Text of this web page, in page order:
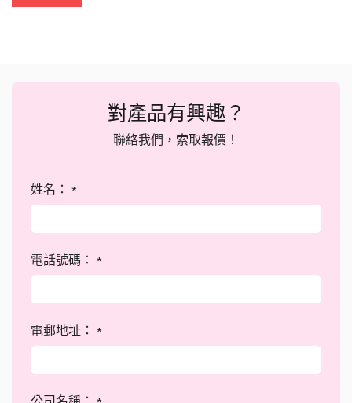
對產品有興趣？
聯絡我們，索取報價！
姓名： *
電話號碼： *
電郵地址： *